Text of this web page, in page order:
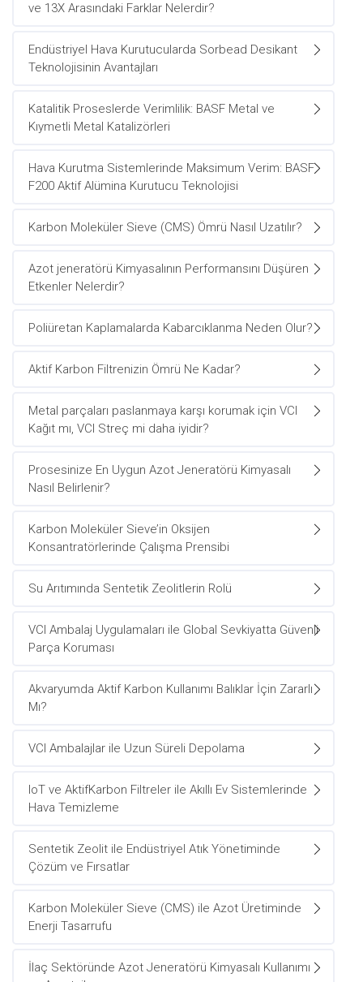
ve 13X Arasındaki Farklar Nelerdir?
Endüstriyel Hava Kurutucularda Sorbead Desikant
Teknolojisinin Avantajları
Katalitik Proseslerde Verimlilik: BASF Metal ve
Kıymetli Metal Katalizörleri
Hava Kurutma Sistemlerinde Maksimum Verim: BASF
F200 Aktif Alümina Kurutucu Teknolojisi
Karbon Moleküler Sieve (CMS) Ömrü Nasıl Uzatılır?
Azot jeneratörü Kimyasalının Performansını Düşüren
Etkenler Nelerdir?
Poliüretan Kaplamalarda Kabarcıklanma Neden Olur?
Aktif Karbon Filtrenizin Ömrü Ne Kadar?
Metal parçaları paslanmaya karşı korumak için VCI
Kağıt mı, VCI Streç mi daha iyidir?
Prosesinize En Uygun Azot Jeneratörü Kimyasalı
Nasıl Belirlenir?
Karbon Moleküler Sieve’in Oksijen
Konsantratörlerinde Çalışma Prensibi
Su Arıtımında Sentetik Zeolitlerin Rolü
VCI Ambalaj Uygulamaları ile Global Sevkiyatta Güvenli
Parça Koruması
Akvaryumda Aktif Karbon Kullanımı Balıklar İçin Zararlı
Mı?
VCI Ambalajlar ile Uzun Süreli Depolama
IoT ve AktifKarbon Filtreler ile Akıllı Ev Sistemlerinde
Hava Temizleme
Sentetik Zeolit ile Endüstriyel Atık Yönetiminde
Çözüm ve Fırsatlar
Karbon Moleküler Sieve (CMS) ile Azot Üretiminde
Enerji Tasarrufu
İlaç Sektöründe Azot Jeneratörü Kimyasalı Kullanımı